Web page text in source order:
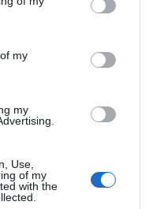
my
my
Use,
of my
with the
porque es un
de políticas
de
en Bolivia.
cambios en el
había muchas mujeres
hombres. Ese